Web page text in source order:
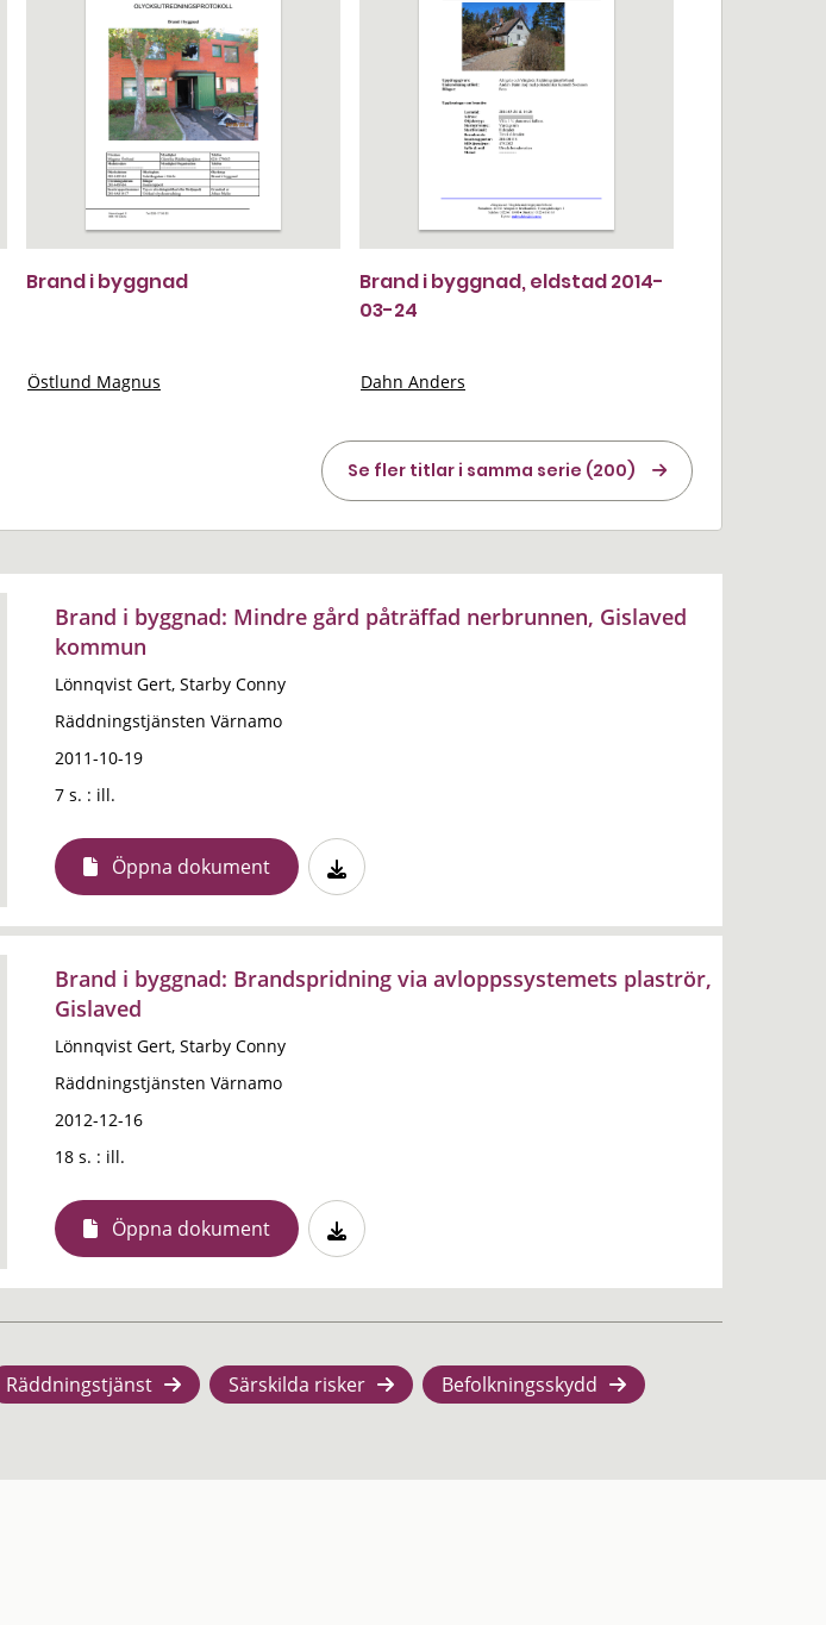
Brand i byggnad
Östlund Magnus
Brand i byggnad, eldstad 2014-
03-24
Dahn Anders
Se fler titlar i samma serie (200)
Brand i byggnad: Mindre gård påträffad nerbrunnen, Gislaved
kommun
Lönnqvist Gert, Starby Conny
Räddningstjänsten Värnamo
2011-10-19
7 s. : ill.
Öppna dokument
Brand i byggnad: Brandspridning via avloppssystemets plaströr,
Gislaved
Lönnqvist Gert, Starby Conny
Räddningstjänsten Värnamo
2012-12-16
18 s. : ill.
Öppna dokument
Räddningstjänst Särskilda risker Befolkningsskydd